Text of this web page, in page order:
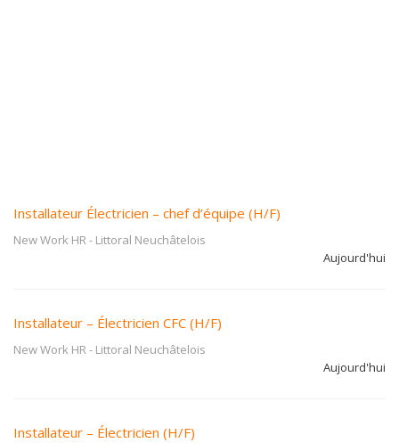
Installateur Électricien – chef d’équipe (H/F)
New Work HR- Littoral Neuchâtelois
Aujourd'hui
Installateur – Électricien CFC (H/F)
New Work HR- Littoral Neuchâtelois
Aujourd'hui
Installateur – Électricien (H/F)